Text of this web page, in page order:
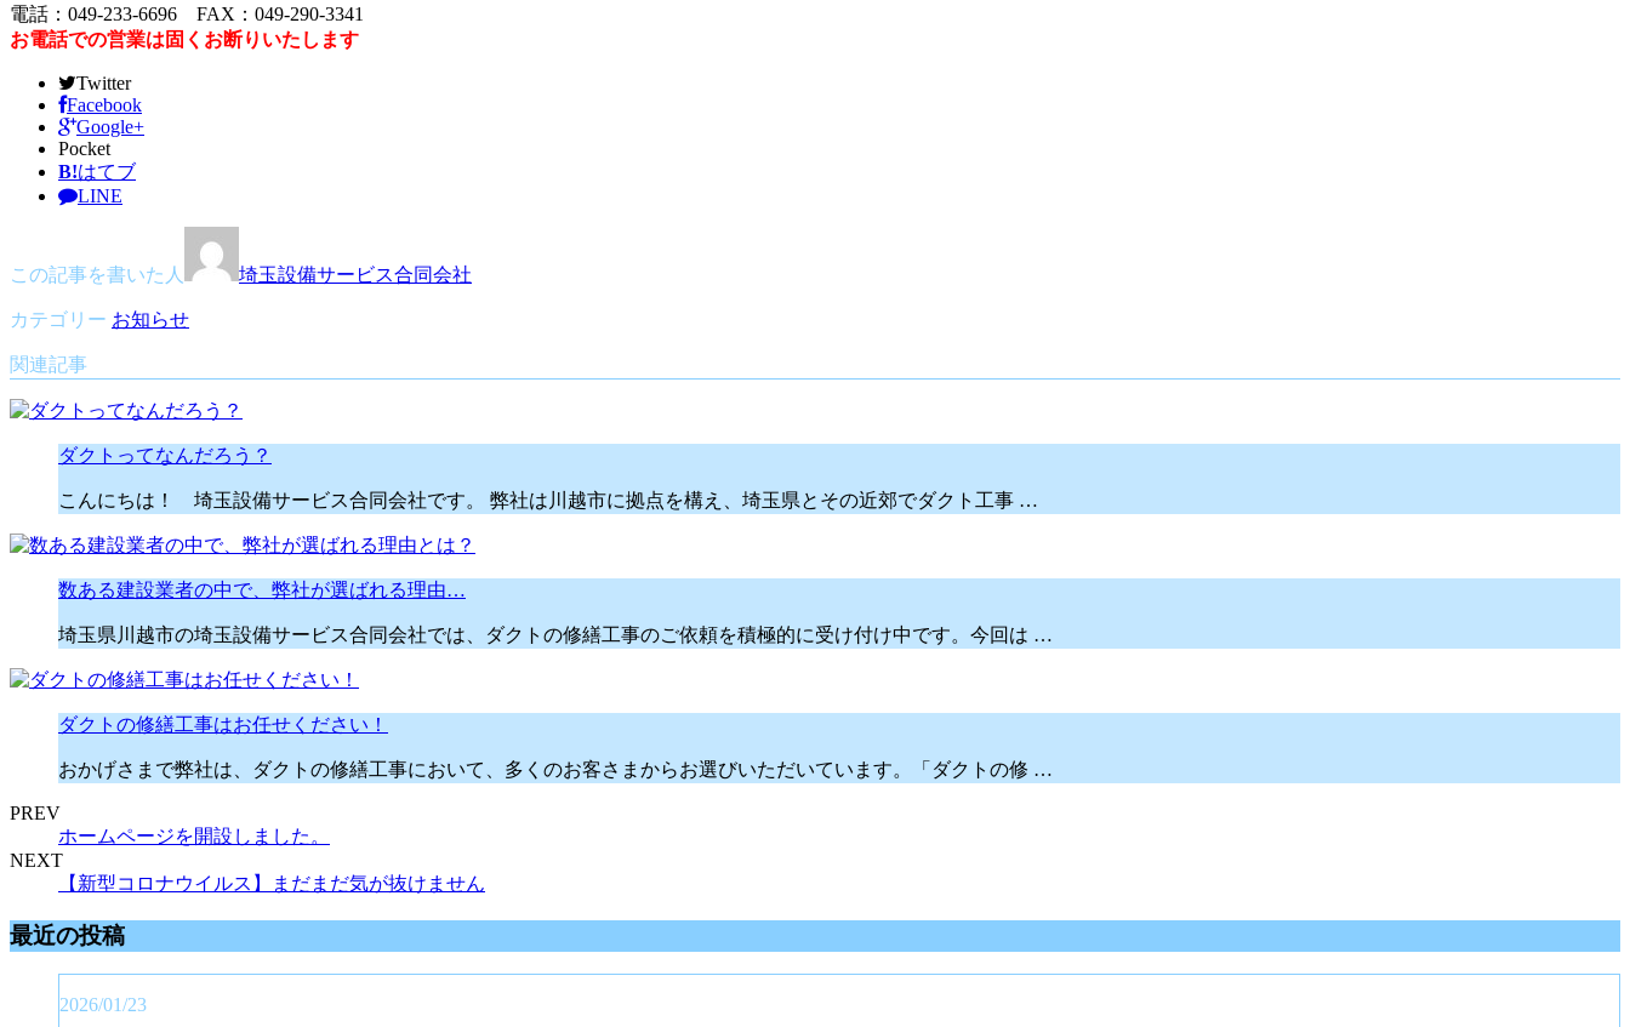
電話：049-233-6696 FAX：049-290-3341
お電話での営業は固くお断りいたします
Twitter
Facebook
Google+
Pocket
B!はてブ
LINE
この記事を書いた人 埼玉設備サービス合同会社
カテゴリー お知らせ
関連記事
ダクトってなんだろう？
こんにちは！ 埼玉設備サービス合同会社です。 弊社は川越市に拠点を構え、埼玉県とその近郊でダクト工事 …
数ある建設業者の中で、弊社が選ばれる理由…
埼玉県川越市の埼玉設備サービス合同会社では、ダクトの修繕工事のご依頼を積極的に受け付け中です。今回は …
ダクトの修繕工事はお任せください！
おかげさまで弊社は、ダクトの修繕工事において、多くのお客さまからお選びいただいています。「ダクトの修 …
PREV
ホームページを開設しました。
NEXT
【新型コロナウイルス】まだまだ気が抜けません
最近の投稿
2026/01/23